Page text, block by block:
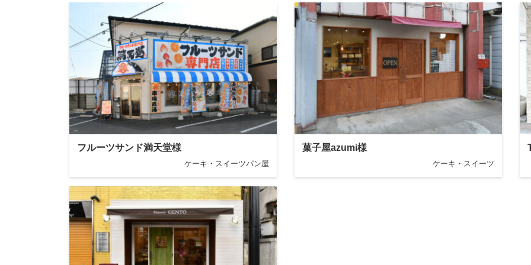
フルーツサンド満天堂様
ケーキ・スイーツパン屋
菓子屋azumi様
ケーキ・スイーツ